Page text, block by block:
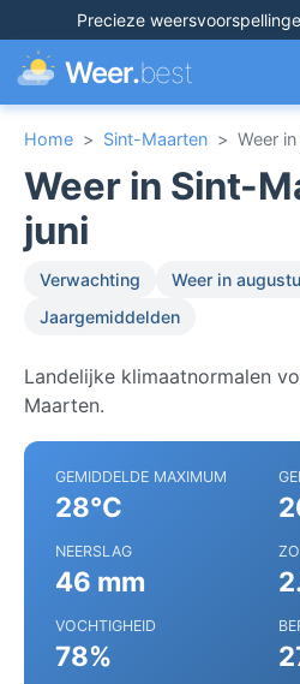
Precieze
Weer.best
Home > Sint-Maarten > Weer in
Weer in Sint-
juni
Verwachting Weer in
Jaargemiddelden
Landelijke klimaatnormalen
Maarten.
GEMIDDELDE MAXIMUM
28°C
NEERSLAG
46 mm
VOCHTIGHEID
78%